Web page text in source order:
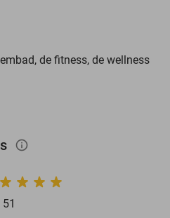
de fitness, de wellness
info_outlined
51